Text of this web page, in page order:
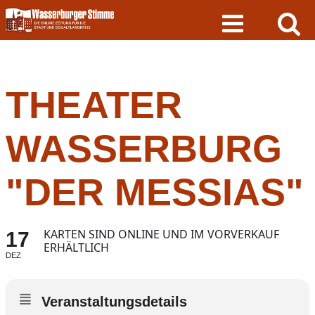
Skip
to
content
THEATER
WASSERBURG
"DER MESSIAS"
17
DEZ
KARTEN SIND ONLINE UND IM VORVERKAUF
ERHÄLTLICH
Veranstaltungsdetails